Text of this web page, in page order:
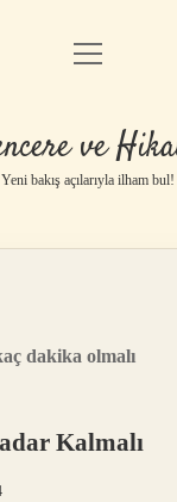
Anasayfa
Yasal Uyarı
menüyü
ve
Yeni bakış açılarıyla ilham bul!
dakika olmalı
Kalmalı